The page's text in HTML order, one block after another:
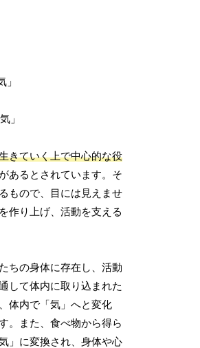
」
」
きていく上で中心的な役
があるとされています。そ
もので、目には見えませ
作り上げ、活動を支える
ちの身体に存在し、活動
して体内に取り込まれた
体内で「気」へと変化
。また、食べ物から得ら
」に変換され、身体や心